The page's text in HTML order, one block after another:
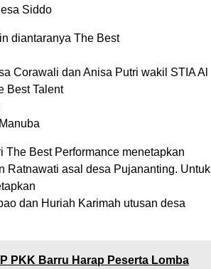
Siddo
diantaranya The Best
Corawali dan Anisa Putri wakil STIA Al
Best Talent
The Best Performance menetapkan
Ratnawati asal desa Pujananting. Untuk
dan Huriah Karimah utusan desa
PKK Barru Harap Peserta Lomba